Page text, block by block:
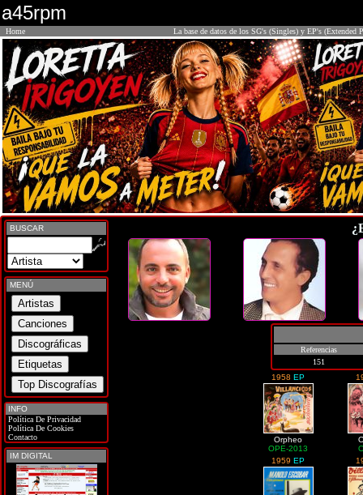
a45rpm
Home La base de datos de los SG's (Singles) y EP's (Extended
BUSCAR
MENÚ
INFO
Política De Privacidad
Política De Cookies
Contacto
IM DIGITAL
Referencias
151
1958EP
Orpheo
OPE-2013
1959EP